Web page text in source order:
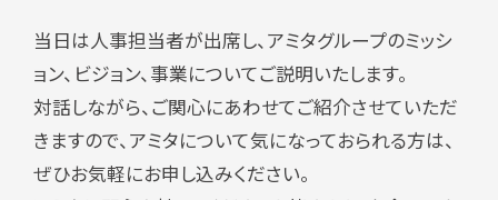
当日は人事担当者が出席し、アミタグループのミッシ
ョン、ビジョン、事業についてご説明いたします。
対話しながら、ご関心にあわせてご紹介させていただ
きますので、アミタについて気になっておられる方は、
ぜひお気軽にお申し込みください。